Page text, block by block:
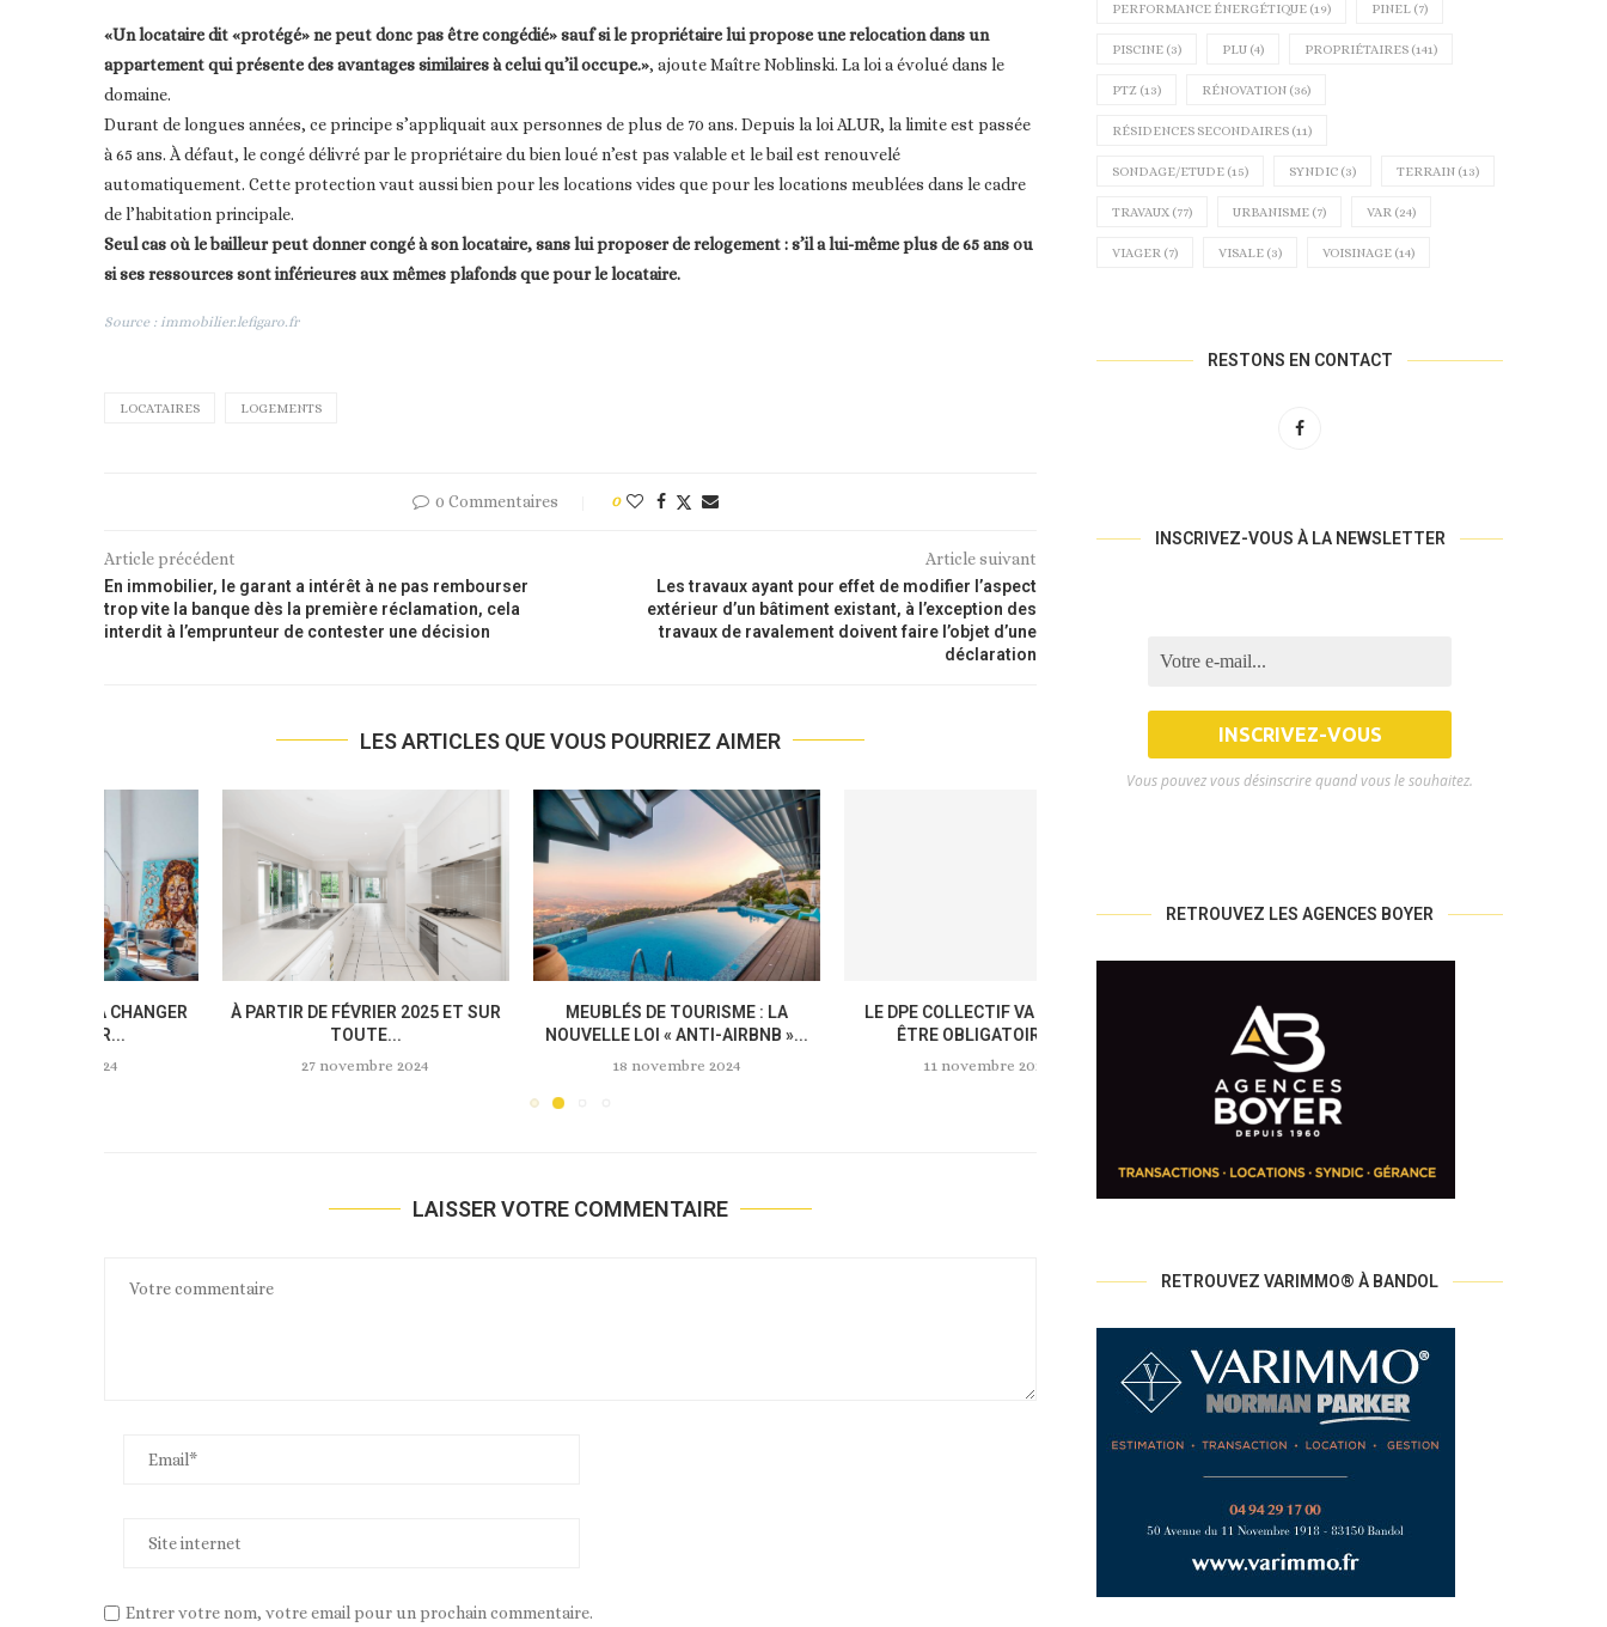
«Un locataire dit «protégé» ne peut donc pas être congédié» sauf si le propriétaire lui propose une relocation dans un
appartement qui présente des avantages similaires à celui qu’il occupe.», ajoute Maître Noblinski. La loi a évolué dans le
domaine.
Durant de longues années, ce principe s’appliquait aux personnes de plus de 70 ans. Depuis la loi ALUR, la limite est passée
à 65 ans. À défaut, le congé délivré par le propriétaire du bien loué n’est pas valable et le bail est renouvelé
automatiquement. Cette protection vaut aussi bien pour les locations vides que pour les locations meublées dans le cadre
de l’habitation principale.
Seul cas où le bailleur peut donner congé à son locataire, sans lui proposer de relogement : s’il a lui-même plus de 65 ans ou
si ses ressources sont inférieures aux mêmes plafonds que pour le locataire.
Source : immobilier.lefigaro.fr
LOCATAIRES LOGEMENTS
0 Commentaires 0
Article précédent
En immobilier, le garant a intérêt à ne pas rembourser
trop vite la banque dès la première réclamation, cela
interdit à l’emprunteur de contester une décision
Article suivant
Les travaux ayant pour effet de modifier l’aspect
extérieur d’un bâtiment existant, à l’exception des
travaux de ravalement doivent faire l’objet d’une
déclaration
LES ARTICLES QUE VOUS POURRIEZ AIMER
LE DPE COLLECTIF VA BIENTÔT
ÊTRE OBLIGATOIRE À...
11 novembre 2024
RÉNOVATION ÉNERGÉTIQUE :
BÉNÉFICIER GRATUITEMENT DE
FOCUS SUR L’AIDE MOBILI-JEUNE :
UNE SUBVENTION DESTINÉE AUX...
25 octobre 2024
A PARTIR DU 1ER JANVIER 2025, LES
PERFORMANCE ÉNERGÉTIQUE (19) PINEL (7)
PISCINE (3) PLU (4) PROPRIÉTAIRES (141)
PTZ (13) RÉNOVATION (36)
RÉSIDENCES SECONDAIRES (11)
SONDAGE/ETUDE (15) SYNDIC (3) TERRAIN (13)
TRAVAUX (77) URBANISME (7) VAR (24)
VIAGER (7) VISALE (3) VOISINAGE (14)
RESTONS EN CONTACT
INSCRIVEZ-VOUS À LA NEWSLETTER
Vous pouvez vous désinscrire quand vous le souhaitez.
RETROUVEZ LES AGENCES BOYER
RETROUVEZ VARIMMO® À BANDOL